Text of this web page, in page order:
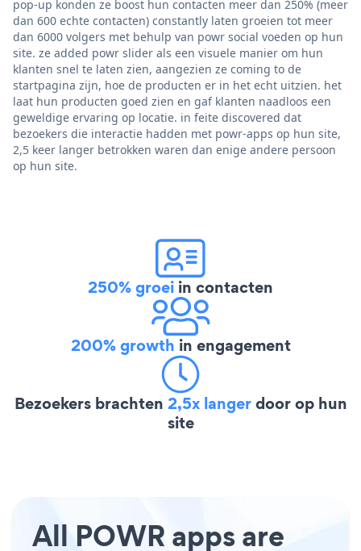
pop-up konden ze boost hun contacten meer dan 250% (meer
dan 600 echte contacten) constantly laten groeien tot meer
dan 6000 volgers met behulp van powr social voeden op hun
site. ze added powr slider als een visuele manier om hun
klanten snel te laten zien, aangezien ze coming to de
startpagina zijn, hoe de producten er in het echt uitzien. het
laat hun producten goed zien en gaf klanten naadloos een
geweldige ervaring op locatie. in feite discovered dat
bezoekers die interactie hadden met powr-apps op hun site,
2,5 keer langer betrokken waren dan enige andere persoon
op hun site.
250% groei in contacten
200% growth in engagement
Bezoekers brachten 2,5x langerdoor op hun
site
All POWR apps are